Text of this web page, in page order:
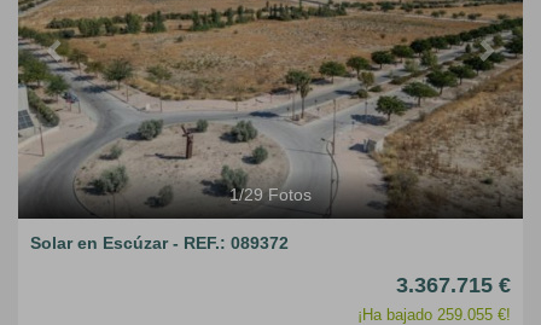
1/29Fotos
Solar en Escúzar - REF.: 089372
3.367.715 €
¡Ha bajado 259.055 €!